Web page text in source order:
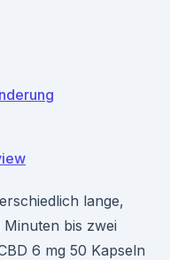
lange,
bis zwei
6 mg 50 Kapseln